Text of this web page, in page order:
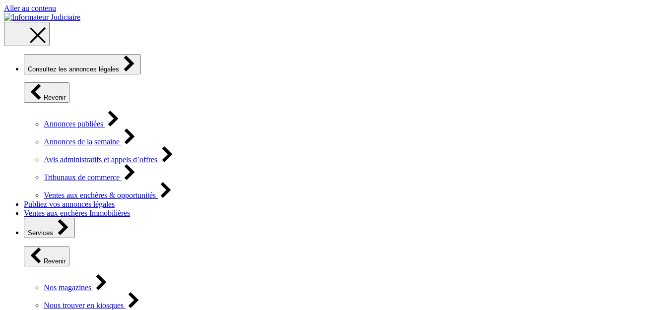
Aller au contenu
Consultez les annonces légales
Revenir
Annonces publiées
Annonces de la semaine
Avis administratifs et appels d’offres
Tribunaux de commerce
Ventes aux enchères & opportunités
Publiez vos annonces légales
Ventes aux enchères Immobilières
Services
Revenir
Nos magazines
Nous trouver en kiosques